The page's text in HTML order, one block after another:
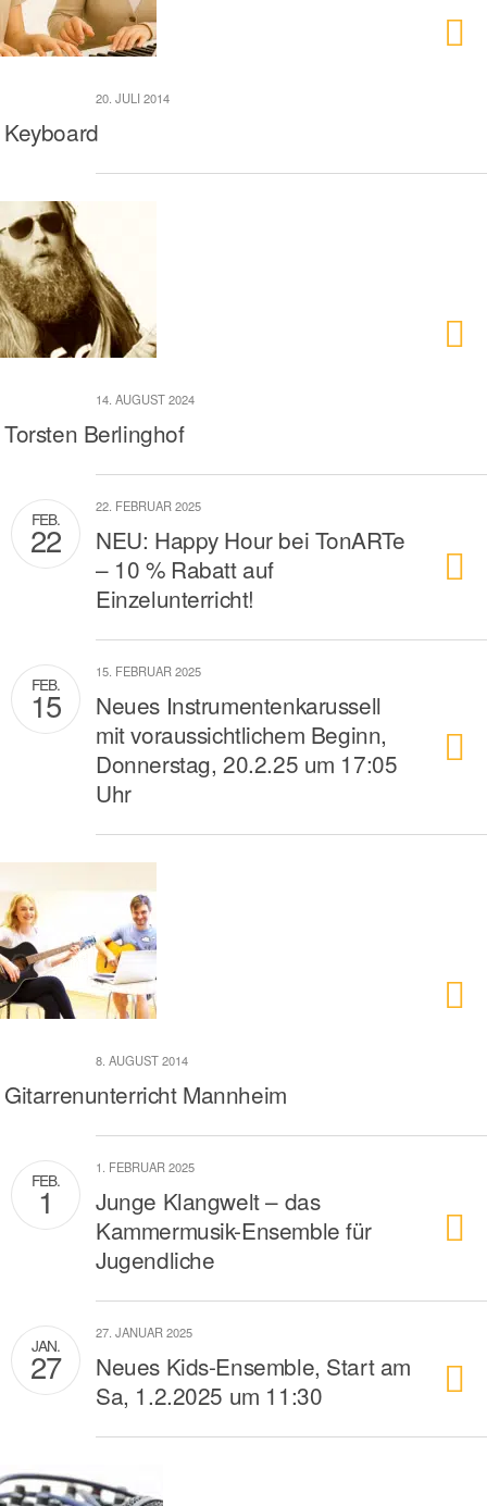
20. JULI 2014
Keyboard
14. AUGUST 2024
Torsten Berlinghof
FEB.
22
22. FEBRUAR 2025
NEU: Happy Hour bei TonARTe
– 10 % Rabatt auf
Einzelunterricht!
FEB.
15
15. FEBRUAR 2025
Neues Instrumentenkarussell
mit voraussichtlichem Beginn,
Donnerstag, 20.2.25 um 17:05
Uhr
8. AUGUST 2014
Gitarrenunterricht Mannheim
FEB.
1
1. FEBRUAR 2025
Junge Klangwelt – das
Kammermusik-Ensemble für
Jugendliche
JAN.
27
27. JANUAR 2025
Neues Kids-Ensemble, Start am
Sa, 1.2.2025 um 11:30